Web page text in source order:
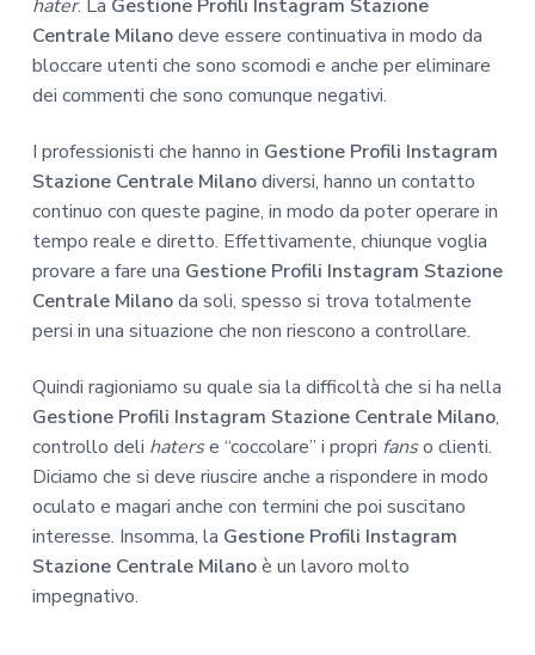
hater. La Gestione Profili Instagram Stazione
Centrale Milanodeve essere continuativa in modo da
bloccare utenti che sono scomodi e anche per eliminare
dei commenti che sono comunque negativi.
I professionisti che hanno in Gestione Profili Instagram
Stazione Centrale Milanodiversi, hanno un contatto
continuo con queste pagine, in modo da poter operare in
tempo reale e diretto. Effettivamente, chiunque voglia
provare a fare una Gestione Profili Instagram Stazione
Centrale Milanoda soli, spesso si trova totalmente
persi in una situazione che non riescono a controllare.
Quindi ragioniamo su quale sia la difficoltà che si ha nella
Gestione Profili Instagram Stazione Centrale Milano,
controllo deli haterse “coccolare” i propri fanso clienti.
Diciamo che si deve riuscire anche a rispondere in modo
oculato e magari anche con termini che poi suscitano
interesse. Insomma, la Gestione Profili Instagram
Stazione Centrale Milanoè un lavoro molto
impegnativo.